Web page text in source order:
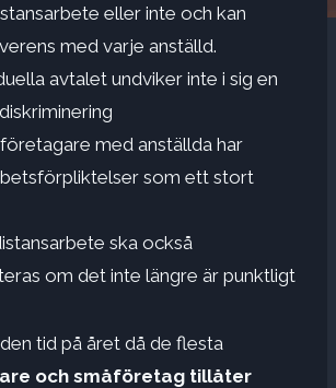
eller inte och kan
med varje anställd.
avtalet undviker inte i sig en
med anställda har
som ett stort
ska också
om det inte längre är punktligt
tid på året då de flesta
och småföretag tillåter